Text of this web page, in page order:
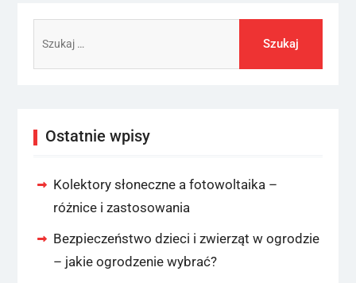
Ostatnie wpisy
Kolektory słoneczne a fotowoltaika –
różnice i zastosowania
Bezpieczeństwo dzieci i zwierząt w ogrodzie
– jakie ogrodzenie wybrać?